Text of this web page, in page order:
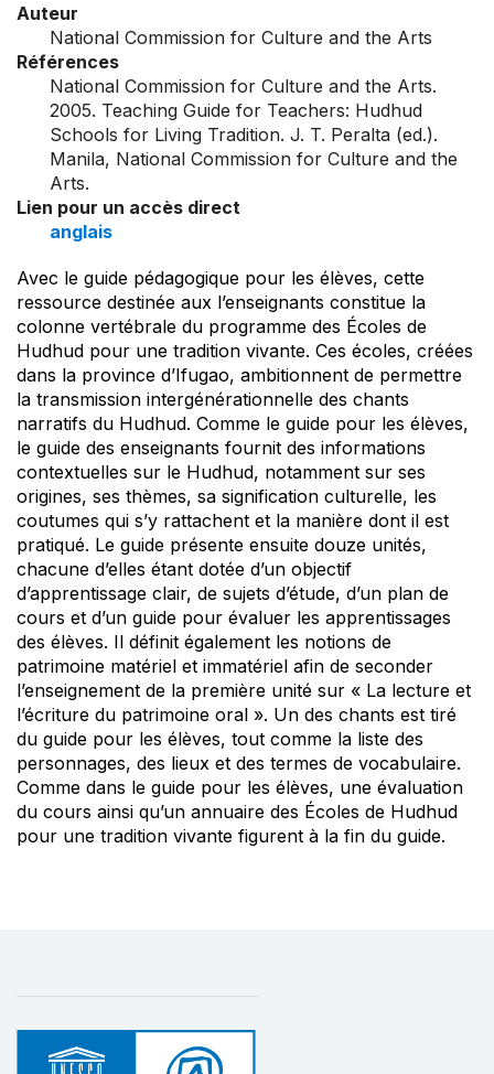
Auteur
National Commission for Culture and the Arts
Références
National Commission for Culture and the Arts.
2005. Teaching Guide for Teachers: Hudhud
Schools for Living Tradition. J. T. Peralta (ed.).
Manila, National Commission for Culture and the
Arts.
Lien pour un accès direct
anglais
Avec le guide pédagogique pour les élèves, cette
ressource destinée aux l’enseignants constitue la
colonne vertébrale du programme des Écoles de
Hudhud pour une tradition vivante. Ces écoles, créées
dans la province d’Ifugao, ambitionnent de permettre
la transmission intergénérationnelle des chants
narratifs du Hudhud. Comme le guide pour les élèves,
le guide des enseignants fournit des informations
contextuelles sur le Hudhud, notamment sur ses
origines, ses thèmes, sa signification culturelle, les
coutumes qui s’y rattachent et la manière dont il est
pratiqué. Le guide présente ensuite douze unités,
chacune d’elles étant dotée d’un objectif
d’apprentissage clair, de sujets d’étude, d’un plan de
cours et d’un guide pour évaluer les apprentissages
des élèves. Il définit également les notions de
patrimoine matériel et immatériel afin de seconder
l’enseignement de la première unité sur « La lecture et
l’écriture du patrimoine oral ». Un des chants est tiré
du guide pour les élèves, tout comme la liste des
personnages, des lieux et des termes de vocabulaire.
Comme dans le guide pour les élèves, une évaluation
du cours ainsi qu’un annuaire des Écoles de Hudhud
pour une tradition vivante figurent à la fin du guide.